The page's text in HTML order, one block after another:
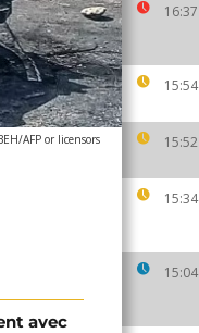
16:37
15:54
15:52
15:34
15:04
AFP or licensors
avec